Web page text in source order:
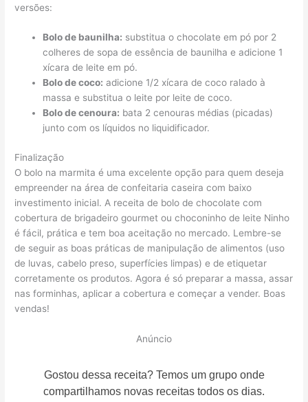
versões:
Bolo de baunilha: substitua o chocolate em pó por 2
colheres de sopa de essência de baunilha e adicione 1
xícara de leite em pó.
Bolo de coco: adicione 1/2 xícara de coco ralado à
massa e substitua o leite por leite de coco.
Bolo de cenoura: bata 2 cenouras médias (picadas)
junto com os líquidos no liquidificador.
Finalização
O bolo na marmita é uma excelente opção para quem deseja
empreender na área de confeitaria caseira com baixo
investimento inicial. A receita de bolo de chocolate com
cobertura de brigadeiro gourmet ou choconinho de leite Ninho
é fácil, prática e tem boa aceitação no mercado. Lembre-se
de seguir as boas práticas de manipulação de alimentos (uso
de luvas, cabelo preso, superfícies limpas) e de etiquetar
corretamente os produtos. Agora é só preparar a massa, assar
nas forminhas, aplicar a cobertura e começar a vender. Boas
vendas!
Anúncio
Gostou dessa receita? Temos um grupo onde
compartilhamos novas receitas todos os dias.